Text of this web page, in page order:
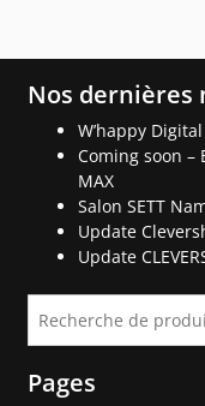
Nos dernières
W’happy
Coming soon –
MAX
Salon SETT
Update
Update
pour :
Pages